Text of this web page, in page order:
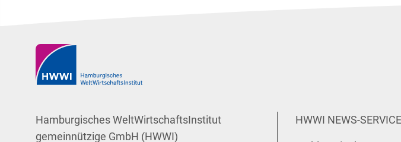
Hamburgisches WeltWirtschaftsInstitut
gemeinnützige GmbH (HWWI)
HWWI NEWS-SERVICE